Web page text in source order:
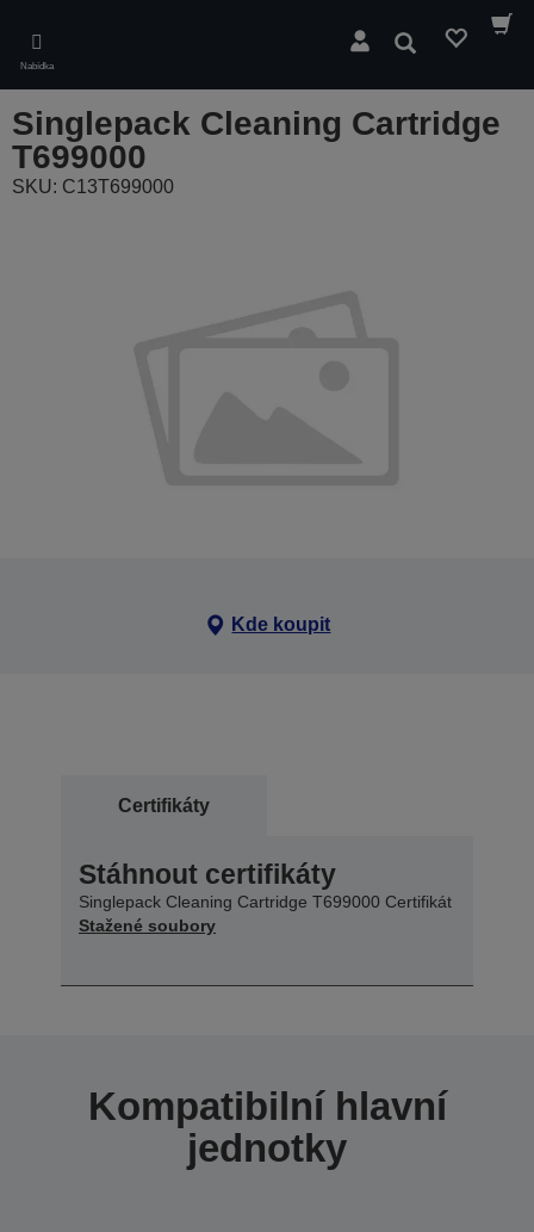
main
content
Nabídka
Hledat
Singlepack Cleaning Cartridge
T699000
SKU: C13T699000
Kde koupit
Certifikáty
Stáhnout certifikáty
Singlepack Cleaning Cartridge T699000 Certifikát
Stažené soubory
Kompatibilní hlavní
jednotky